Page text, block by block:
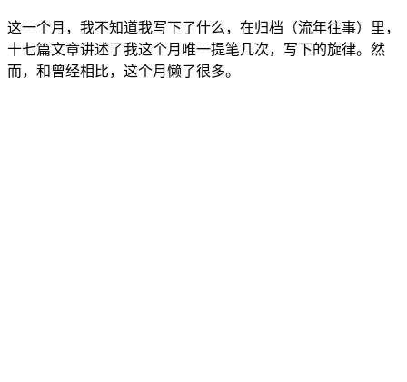
这一个月，我不知道我写下了什么，在归档（流年往事）里，
十七篇文章讲述了我这个月唯一提笔几次，写下的旋律。然
而，和曾经相比，这个月懒了很多。